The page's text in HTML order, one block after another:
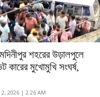
শহরের উড়ালপুলে
কারের মুখোমুখি সংঘর্ষ,
2026 | 2:26 AM